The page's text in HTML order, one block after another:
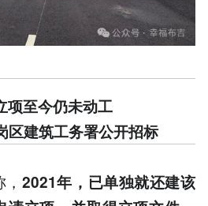
项至今仍未动工
区建筑工务署公开招标
2021年，已单独就还建该